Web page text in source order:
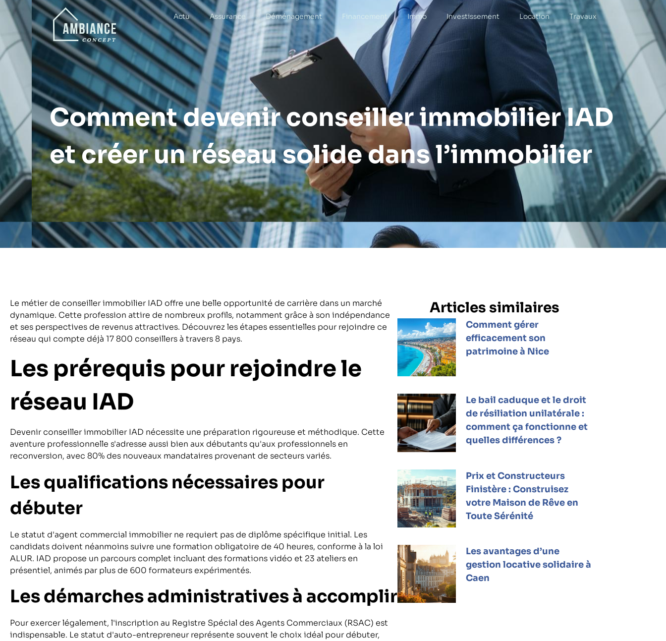
Actu Assurance Déménagement Financement Immo Investissement Location Travaux
Comment devenir conseiller immobilier IAD
et créer un réseau solide dans l’immobilier
Le métier de conseiller immobilier IAD offre une belle opportunité de carrière dans un marché
dynamique. Cette profession attire de nombreux profils, notamment grâce à son indépendance
et ses perspectives de revenus attractives. Découvrez les étapes essentielles pour rejoindre ce
réseau qui compte déjà 17 800 conseillers à travers 8 pays.
Les prérequis pour rejoindre le
réseau IAD
Devenir conseiller immobilier IAD nécessite une préparation rigoureuse et méthodique. Cette
aventure professionnelle s'adresse aussi bien aux débutants qu'aux professionnels en
reconversion, avec 80% des nouveaux mandataires provenant de secteurs variés.
Les qualifications nécessaires pour
débuter
Le statut d'agent commercial immobilier ne requiert pas de diplôme spécifique initial. Les
candidats doivent néanmoins suivre une formation obligatoire de 40 heures, conforme à la loi
ALUR. IAD propose un parcours complet incluant des formations vidéo et 23 ateliers en
présentiel, animés par plus de 600 formateurs expérimentés.
Les démarches administratives à accomplir
Pour exercer légalement, l'inscription au Registre Spécial des Agents Commerciaux (RSAC) est
indispensable. Le statut d'auto-entrepreneur représente souvent le choix idéal pour débuter,
Articles similaires
Comment gérer
efficacement son
patrimoine à Nice
Le bail caduque et le droit
de résiliation unilatérale :
comment ça fonctionne et
quelles différences ?
Prix et Constructeurs
Finistère : Construisez
votre Maison de Rêve en
Toute Sérénité
Les avantages d’une
gestion locative solidaire à
Caen